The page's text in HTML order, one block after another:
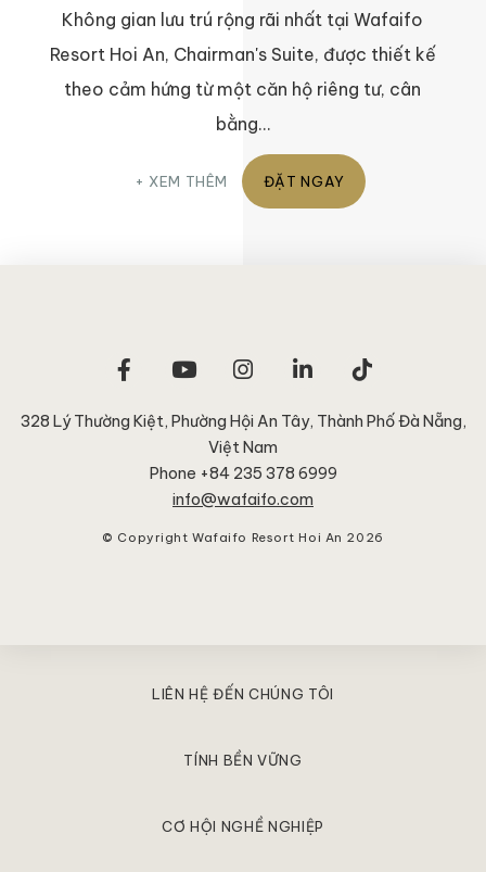
Không gian lưu trú rộng rãi nhất tại Wafaifo
Resort Hoi An, Chairman's Suite, được thiết kế
theo cảm hứng từ một căn hộ riêng tư, cân
bằng…
XEM THÊM ĐẶT NGAY
328 Lý Thường Kiệt, Phường Hội An Tây, Thành Phố Đà Nẵng,
Việt Nam
Phone +84 235 378 6999
info@wafaifo.com
© Copyright Wafaifo Resort Hoi An 2026
LIÊN HỆ ĐẾN CHÚNG TÔI
TÍNH BỀN VỮNG
CƠ HỘI NGHỀ NGHIỆP